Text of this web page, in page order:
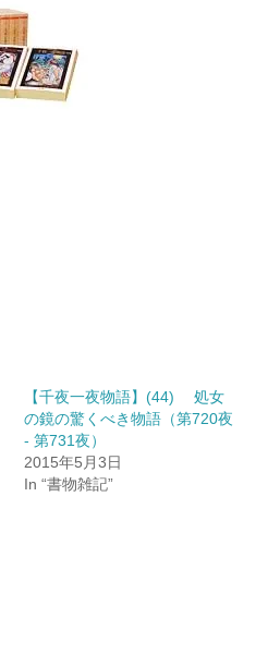
【千夜一夜物語】(44) 処女
の鏡の驚くべき物語（第720夜
- 第731夜）
2015年5月3日
In “書物雑記”